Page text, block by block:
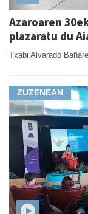
Azaroaren
plazaratu du
Txabi Alvarado
ZUZENEAN